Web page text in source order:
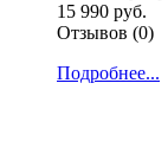
15 990 руб.
Отзывов (0)
Подробнее...